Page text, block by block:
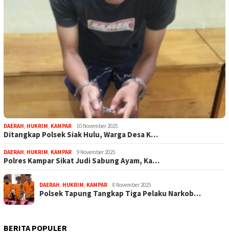
DAERAH, HUKRIM, KAMPAR 10 November 2025
Ditangkap Polsek Siak Hulu, Warga Desa K…
DAERAH, HUKRIM, KAMPAR 9 November 2025
Polres Kampar Sikat Judi Sabung Ayam, Ka…
DAERAH, HUKRIM, KAMPAR 8 November 2025
Polsek Tapung Tangkap Tiga Pelaku Narkob…
BERITA POPULER